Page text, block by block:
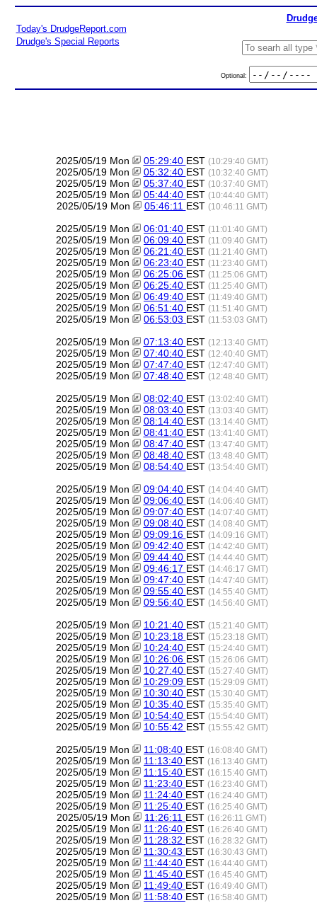
Today's DrudgeReport.com
Drudge's Special Reports
Optional:
2025/05/19 Mon 05:29:40 EST (10:29:40 GMT)
2025/05/19 Mon 05:32:40 EST (10:32:40 GMT)
2025/05/19 Mon 05:37:40 EST (10:37:40 GMT)
2025/05/19 Mon 05:44:40 EST (10:44:40 GMT)
2025/05/19 Mon 05:46:11 EST (10:46:11 GMT)
2025/05/19 Mon 06:01:40 EST (11:01:40 GMT)
2025/05/19 Mon 06:09:40 EST (11:09:40 GMT)
2025/05/19 Mon 06:21:40 EST (11:21:40 GMT)
2025/05/19 Mon 06:23:40 EST (11:23:40 GMT)
2025/05/19 Mon 06:25:06 EST (11:25:06 GMT)
2025/05/19 Mon 06:25:40 EST (11:25:40 GMT)
2025/05/19 Mon 06:49:40 EST (11:49:40 GMT)
2025/05/19 Mon 06:51:40 EST (11:51:40 GMT)
2025/05/19 Mon 06:53:03 EST (11:53:03 GMT)
2025/05/19 Mon 07:13:40 EST (12:13:40 GMT)
2025/05/19 Mon 07:40:40 EST (12:40:40 GMT)
2025/05/19 Mon 07:47:40 EST (12:47:40 GMT)
2025/05/19 Mon 07:48:40 EST (12:48:40 GMT)
2025/05/19 Mon 08:02:40 EST (13:02:40 GMT)
2025/05/19 Mon 08:03:40 EST (13:03:40 GMT)
2025/05/19 Mon 08:14:40 EST (13:14:40 GMT)
2025/05/19 Mon 08:41:40 EST (13:41:40 GMT)
2025/05/19 Mon 08:47:40 EST (13:47:40 GMT)
2025/05/19 Mon 08:48:40 EST (13:48:40 GMT)
2025/05/19 Mon 08:54:40 EST (13:54:40 GMT)
2025/05/19 Mon 09:04:40 EST (14:04:40 GMT)
2025/05/19 Mon 09:06:40 EST (14:06:40 GMT)
2025/05/19 Mon 09:07:40 EST (14:07:40 GMT)
2025/05/19 Mon 09:08:40 EST (14:08:40 GMT)
2025/05/19 Mon 09:09:16 EST (14:09:16 GMT)
2025/05/19 Mon 09:42:40 EST (14:42:40 GMT)
2025/05/19 Mon 09:44:40 EST (14:44:40 GMT)
2025/05/19 Mon 09:46:17 EST (14:46:17 GMT)
2025/05/19 Mon 09:47:40 EST (14:47:40 GMT)
2025/05/19 Mon 09:55:40 EST (14:55:40 GMT)
2025/05/19 Mon 09:56:40 EST (14:56:40 GMT)
2025/05/19 Mon 10:21:40 EST (15:21:40 GMT)
2025/05/19 Mon 10:23:18 EST (15:23:18 GMT)
2025/05/19 Mon 10:24:40 EST (15:24:40 GMT)
2025/05/19 Mon 10:26:06 EST (15:26:06 GMT)
2025/05/19 Mon 10:27:40 EST (15:27:40 GMT)
2025/05/19 Mon 10:29:09 EST (15:29:09 GMT)
2025/05/19 Mon 10:30:40 EST (15:30:40 GMT)
2025/05/19 Mon 10:35:40 EST (15:35:40 GMT)
2025/05/19 Mon 10:54:40 EST (15:54:40 GMT)
2025/05/19 Mon 10:55:42 EST (15:55:42 GMT)
2025/05/19 Mon 11:08:40 EST (16:08:40 GMT)
2025/05/19 Mon 11:13:40 EST (16:13:40 GMT)
2025/05/19 Mon 11:15:40 EST (16:15:40 GMT)
2025/05/19 Mon 11:23:40 EST (16:23:40 GMT)
2025/05/19 Mon 11:24:40 EST (16:24:40 GMT)
2025/05/19 Mon 11:25:40 EST (16:25:40 GMT)
2025/05/19 Mon 11:26:11 EST (16:26:11 GMT)
2025/05/19 Mon 11:26:40 EST (16:26:40 GMT)
2025/05/19 Mon 11:28:32 EST (16:28:32 GMT)
2025/05/19 Mon 11:30:43 EST (16:30:43 GMT)
2025/05/19 Mon 11:44:40 EST (16:44:40 GMT)
2025/05/19 Mon 11:45:40 EST (16:45:40 GMT)
2025/05/19 Mon 11:49:40 EST (16:49:40 GMT)
2025/05/19 Mon 11:58:40 EST (16:58:40 GMT)